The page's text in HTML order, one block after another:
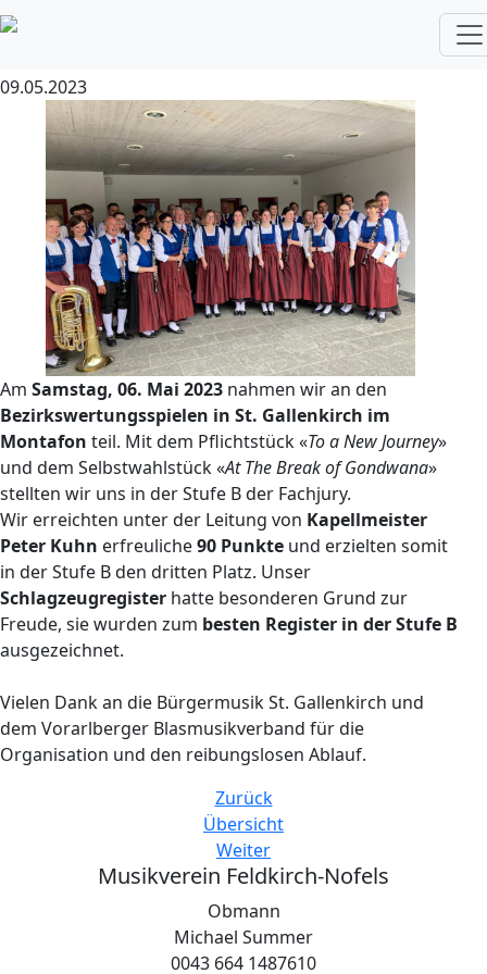
Bezirkswertungsspiele in St.
09.05.2023
Am Samstag, 06. Mai 2023 nahmen wir an den
Bezirkswertungsspielen in St. Gallenkirch im
Montafon teil. Mit dem Pflichtstück «To a New Journey»
und dem Selbstwahlstück «At The Break of Gondwana»
stellten wir uns in der Stufe B der Fachjury.
Wir erreichten unter der Leitung von Kapellmeister
Peter Kuhn erfreuliche90 Punkte und erzielten somit
in der Stufe B den dritten Platz. Unser
Schlagzeugregister hatte besonderen Grund zur
Freude, sie wurden zum besten Register in der Stufe B
ausgezeichnet.
Vielen Dank an die Bürgermusik St. Gallenkirch und
dem Vorarlberger Blasmusikverband für die
Organisation und den reibungslosen Ablauf.
Zurück
Übersicht
Weiter
Musikverein Feldkirch-Nofels
Obmann
Michael Summer
0043 664 1487610